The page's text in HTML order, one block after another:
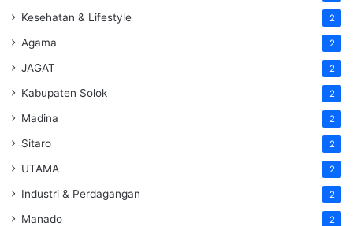
Kesehatan & Lifestyle 2
Agama 2
JAGAT 2
Kabupaten Solok 2
Madina 2
Sitaro 2
UTAMA 2
Industri & Perdagangan 2
Manado 2